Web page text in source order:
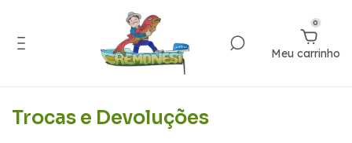
0
Meu carrinho
Trocas e Devoluções